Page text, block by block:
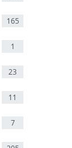
165
1
23
11
7